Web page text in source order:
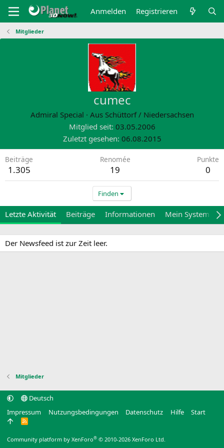
Anmelden Registrieren
Mitglieder
cumec
Admiral Special · Aus Schüttorf / Niedersachsen
Mitglied seit 03.05.2006
Zuletzt gesehen 06.08.2015
Beiträge
1.305
Renomée
19
Punkte
0
Finden
Letzte Aktivität Beiträge Informationen Mein System
Der Newsfeed ist zur Zeit leer.
Mitglieder
Deutsch
Impressum
Nutzungsbedingungen Datenschutz Hilfe Start
R
Community platform by XenForo® © 2010-2026 XenForo Ltd.